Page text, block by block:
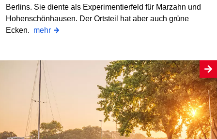
Berlins. Sie diente als Experimentierfeld für Marzahn und
Hohenschönhausen. Der Ortsteil hat aber auch grüne
Ecken. mehr